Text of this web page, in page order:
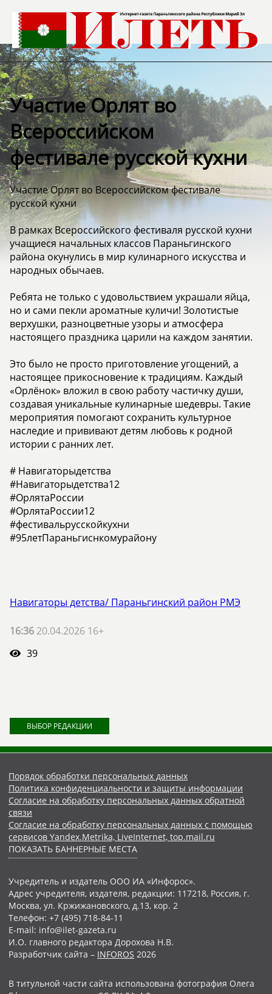
Участие Орлят во
Всероссийском
фестивале русской кухни
Участие Орлят во Всероссийском фестивале
русской кухни
В рамках Всероссийского фестиваля русской кухни
учащиеся начальных классов Параньгинского
района окунулись в мир кулинарного искусства и
народных обычаев.
Ребята не только с удовольствием украшали яйца,
но и сами пекли ароматные куличи! Золотистые
верхушки, разноцветные узоры и атмосфера
настоящего праздника царили на каждом занятии.
Это было не просто приготовление угощений, а
настоящее прикосновение к традициям. Каждый
«Орлёнок» вложил в свою работу частичку души,
создавая уникальные кулинарные шедевры. Такие
мероприятия помогают сохранить культурное
наследие и прививают детям любовь к родной
истории с ранних лет.
# Навигаторыдетства
#Навигаторыдетства12
#ОрлятаРоссии
#ОрлятаРоссии12
#фестивальрусскойкухни
#95летПараньгиснкомурайону
Навигаторы детства/ Параньгинский район РМЭ
16:36 20.04.2026 16+
39
ВЫБОР РЕДАКЦИИ
Порядок обработки персональных данных
Политика конфиденциальности и защиты информации
Согласие на обработку персональных данных обратной
связи
Согласие на обработку персональных данных с помощью
сервисов Yandex.Metrika, LiveInternet, top.mail.ru
ПОКАЗАТЬ БАННЕРНЫЕ МЕСТА
Учредитель и издатель ООО ИА «Инфорос».
Адрес учредителя, издателя, редакции: 117218, Россия, г.
Москва, ул. Кржижановского, д.13, кор. 2
Телефон: +7 (495) 718-84-11
E-mail: info@ilet-gazeta.ru
И.О. главного редактора Дорохова Н.В.
Разработчик сайта – INFOROS 2026
В титульной части сайта использована фотография Олега